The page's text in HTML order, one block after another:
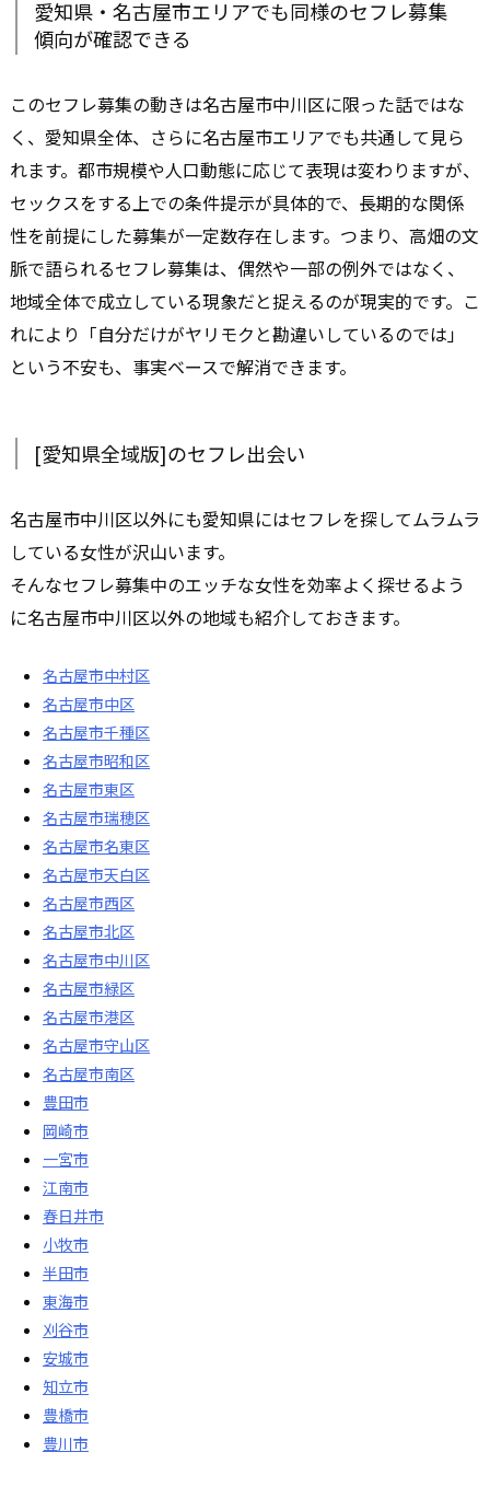
愛知県・名古屋市エリアでも同様のセフレ募集
傾向が確認できる
このセフレ募集の動きは名古屋市中川区に限った話ではな
く、愛知県全体、さらに名古屋市エリアでも共通して見ら
れます。都市規模や人口動態に応じて表現は変わりますが、
セックスをする上での条件提示が具体的で、長期的な関係
性を前提にした募集が一定数存在します。つまり、高畑の文
脈で語られるセフレ募集は、偶然や一部の例外ではなく、
地域全体で成立している現象だと捉えるのが現実的です。こ
れにより「自分だけがヤリモクと勘違いしているのでは」
という不安も、事実ベースで解消できます。
[愛知県全域版]のセフレ出会い
名古屋市中川区以外にも愛知県にはセフレを探してムラムラ
している女性が沢山います。
そんなセフレ募集中のエッチな女性を効率よく探せるよう
に名古屋市中川区以外の地域も紹介しておきます。
名古屋市中村区
名古屋市中区
名古屋市千種区
名古屋市昭和区
名古屋市東区
名古屋市瑞穂区
名古屋市名東区
名古屋市天白区
名古屋市西区
名古屋市北区
名古屋市中川区
名古屋市緑区
名古屋市港区
名古屋市守山区
名古屋市南区
豊田市
岡崎市
一宮市
江南市
春日井市
小牧市
半田市
東海市
刈谷市
安城市
知立市
豊橋市
豊川市